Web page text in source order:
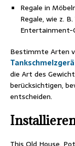
Regale in
Regale, wie z.
Entertainment-
Bestimmte Arten
die Art des
berücksichtigen,
entscheiden.